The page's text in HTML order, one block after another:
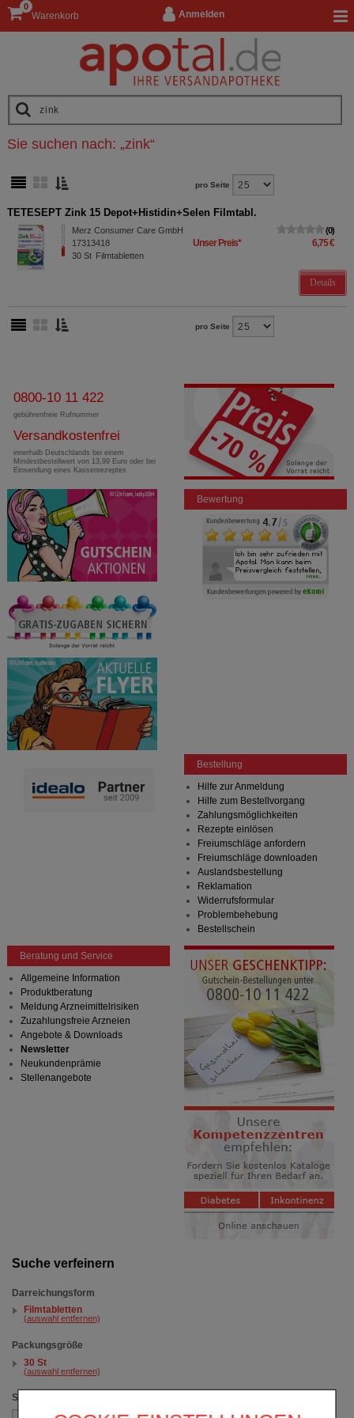
Anmelden
Warenkorb
0
Suche verfeinern
Darreichungsform
Filmtabletten
(auswahl entfernen)
Packungsgröße
30 St
(auswahl entfernen)
Sortieren nach
Sie suchen nach: „zink“
pro Seite
TETESEPT Zink 15 Depot+Histidin+Selen Filmtabl.
Merz Consumer Care GmbH
17313418
30 St Filmtabletten
0
Unser Preis* 6,75 €
Details
pro Seite
0800-10 11 422
gebührenfreie Rufnummer
Versandkostenfrei
innerhalb Deutschlands bei einem
Mindestbestellwert von 13,99 Euro oder bei
Einsendung eines Kassenrezeptes
Bewertung
Bestellung
Hilfe zur Anmeldung
Hilfe zum Bestellvorgang
Zahlungsmöglichkeiten
Rezepte einlösen
Freiumschläge anfordern
Freiumschläge downloaden
Auslandsbestellung
Reklamation
Widerrufsformular
Problembehebung
Bestellschein
Beratung und Service
Allgemeine Information
Produktberatung
Meldung Arzneimittelrisiken
Zuzahlungsfreie Arzneien
Angebote & Downloads
Newsletter
Neukundenprämie
Stellenangebote